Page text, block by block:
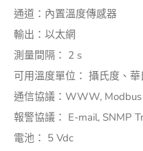
通道：內置溫度傳感器
輸出：以太網
測量間隔： 2 s
可用溫度單位： 攝氏度、華
通信協議：WWW, Modbus
報警協議： E-mail, SNMP
電池： 5 Vdc